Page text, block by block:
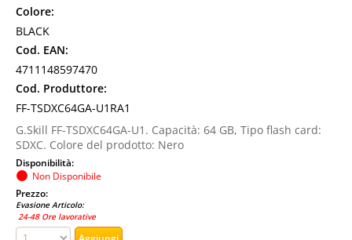
Colore:
BLACK
Cod. EAN:
4711148597470
Cod. Produttore:
FF-TSDXC64GA-U1RA1
G.Skill FF-TSDXC64GA-U1. Capacità: 64 GB, Tipo flash card:
SDXC. Colore del prodotto: Nero
Disponibilità:
Non Disponibile
Prezzo:
Evasione Articolo:
24-48 Ore lavorative